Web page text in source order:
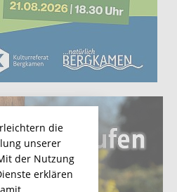
die
unserer
der Nutzung
erklären